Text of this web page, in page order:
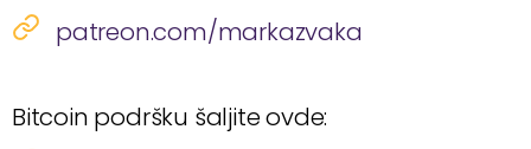
patreon.com/markazvaka
Bitcoin podršku šaljite ovde: